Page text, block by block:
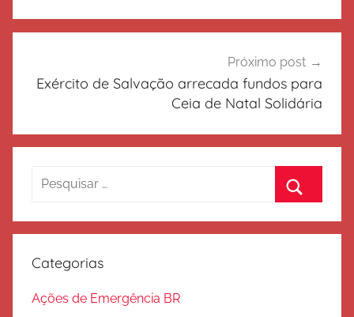
Próximo post
Exército de Salvação arrecada fundos para
Ceia de Natal Solidária
Pesquisar
Categorias
Ações de Emergência BR